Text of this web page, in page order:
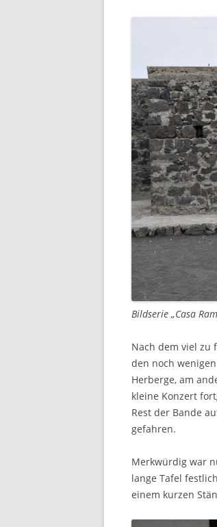
Bildserie „Casa
Nach dem viel zu
den noch
Herberge, am
kleine Konzert
Rest der Bande
gefahren.
Merkwürdig war
lange Tafel
einem kurzen